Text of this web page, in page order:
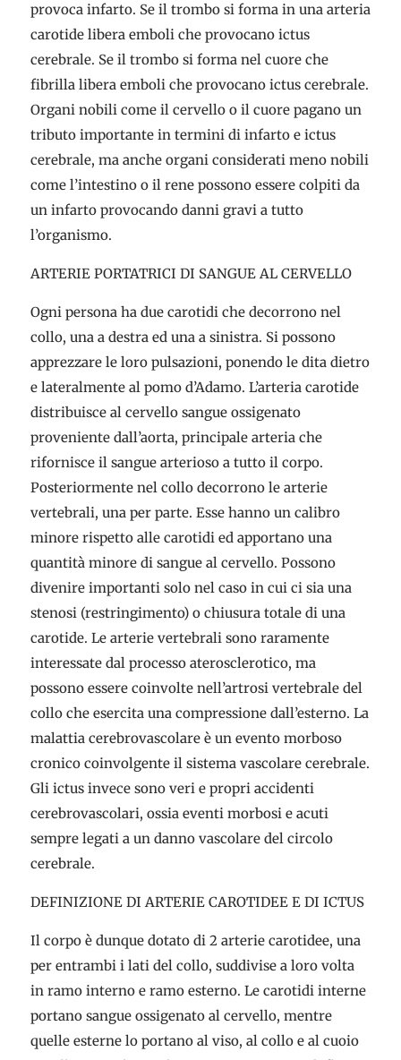
provoca infarto. Se il trombo si forma in una arteria
carotide libera emboli che provocano ictus
cerebrale. Se il trombo si forma nel cuore che
fibrilla libera emboli che provocano ictus cerebrale.
Organi nobili come il cervello o il cuore pagano un
tributo importante in termini di infarto e ictus
cerebrale, ma anche organi considerati meno nobili
come l’intestino o il rene possono essere colpiti da
un infarto provocando danni gravi a tutto
l’organismo.
ARTERIE PORTATRICI DI SANGUE AL CERVELLO
Ogni persona ha due carotidi che decorrono nel
collo, una a destra ed una a sinistra. Si possono
apprezzare le loro pulsazioni, ponendo le dita dietro
e lateralmente al pomo d’Adamo. L’arteria carotide
distribuisce al cervello sangue ossigenato
proveniente dall’aorta, principale arteria che
rifornisce il sangue arterioso a tutto il corpo.
Posteriormente nel collo decorrono le arterie
vertebrali, una per parte. Esse hanno un calibro
minore rispetto alle carotidi ed apportano una
quantità minore di sangue al cervello. Possono
divenire importanti solo nel caso in cui ci sia una
stenosi (restringimento) o chiusura totale di una
carotide. Le arterie vertebrali sono raramente
interessate dal processo aterosclerotico, ma
possono essere coinvolte nell’artrosi vertebrale del
collo che esercita una compressione dall’esterno. La
malattia cerebrovascolare è un evento morboso
cronico coinvolgente il sistema vascolare cerebrale.
Gli ictus invece sono veri e propri accidenti
cerebrovascolari, ossia eventi morbosi e acuti
sempre legati a un danno vascolare del circolo
cerebrale.
DEFINIZIONE DI ARTERIE CAROTIDEE E DI ICTUS
Il corpo è dunque dotato di 2 arterie carotidee, una
per entrambi i lati del collo, suddivise a loro volta
in ramo interno e ramo esterno. Le carotidi interne
portano sangue ossigenato al cervello, mentre
quelle esterne lo portano al viso, al collo e al cuoio